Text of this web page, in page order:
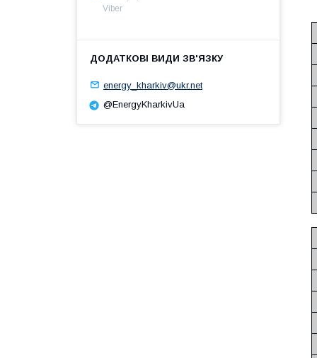
Viber
energy_kharkiv@ukr.net
@EnergyKharkivUa